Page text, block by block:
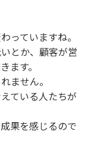
っていますね。
とか、顧客が営
ます。
ません。
ている人たちが
果を感じるので